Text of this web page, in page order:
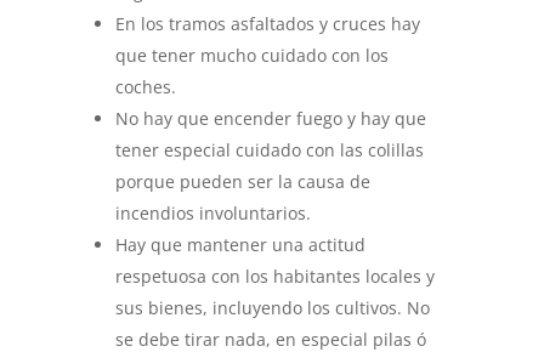
En los tramos asfaltados y cruces hay
que tener mucho cuidado con los
coches.
No hay que encender fuego y hay que
tener especial cuidado con las colillas
porque pueden ser la causa de
incendios involuntarios.
Hay que mantener una actitud
respetuosa con los habitantes locales y
sus bienes, incluyendo los cultivos. No
se debe tirar nada, en especial pilas ó